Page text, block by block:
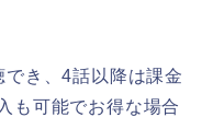
き、4話以降は課金
も可能でお得な場合